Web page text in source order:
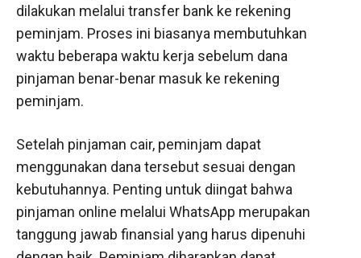
dilakukan melalui transfer bank ke rekening
peminjam. Proses ini biasanya membutuhkan
waktu beberapa waktu kerja sebelum dana
pinjaman benar-benar masuk ke rekening
peminjam.
Setelah pinjaman cair, peminjam dapat
menggunakan dana tersebut sesuai dengan
kebutuhannya. Penting untuk diingat bahwa
pinjaman online melalui WhatsApp merupakan
tanggung jawab finansial yang harus dipenuhi